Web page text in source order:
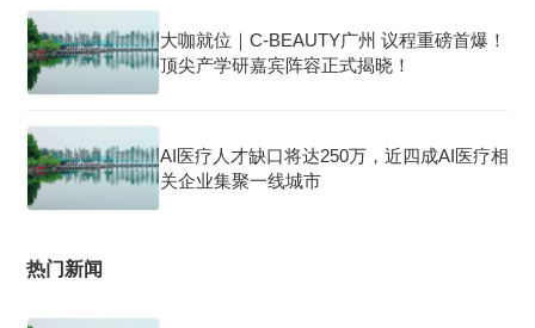
大咖就位｜C-BEAUTY广州 议程重磅首爆！
顶尖产学研嘉宾阵容正式揭晓！
AI医疗人才缺口将达250万，近四成AI医疗相
关企业集聚一线城市
热门新闻